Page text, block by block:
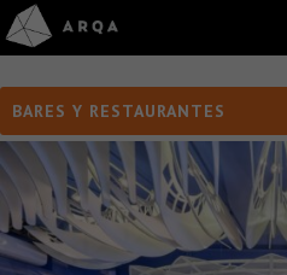
BARES Y RESTAURANTES